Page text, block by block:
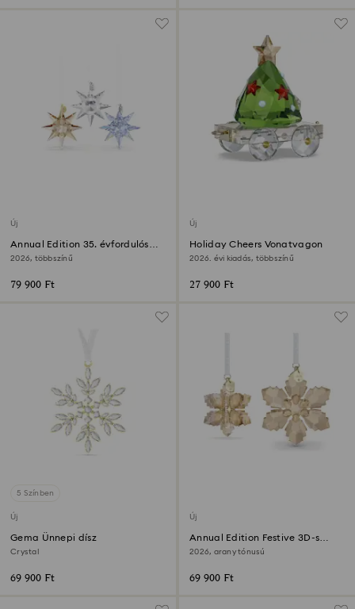
Új
Annual Edition 35. évfordulós
díszszett
2026, többszínű
79 900 Ft
Új
Holiday Cheers Vonatvagon
2026. évi kiadás, többszínű
27 900 Ft
5 Színben
Új
Gema Ünnepi dísz
Crystal
69 900 Ft
Új
Annual Edition Festive 3D-s
díszszett
2026, arany tónusú
69 900 Ft